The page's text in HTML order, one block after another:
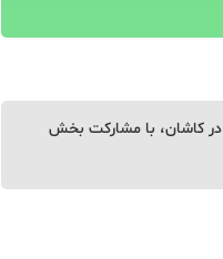
در کاشان، با مشارکت بخش